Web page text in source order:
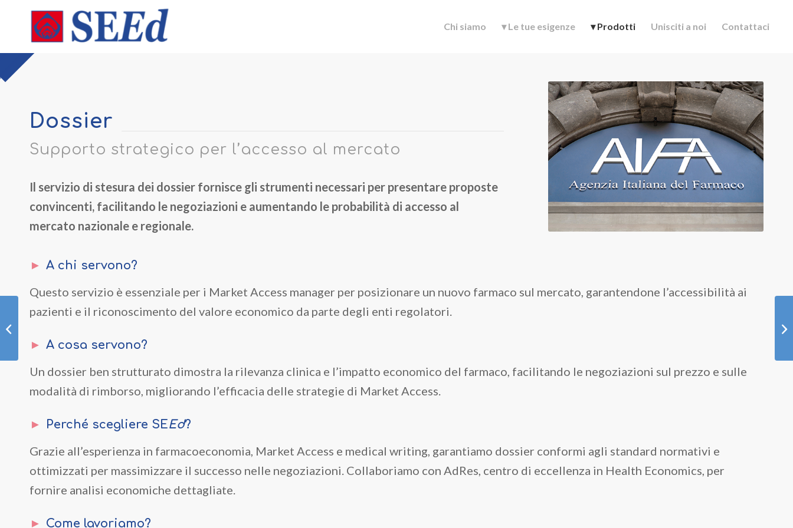
Chi siamo ▾ Le tue esigenze ▾ Prodotti Unisciti a noi Contattaci
Dossier
Supporto strategico per l’accesso al mercato
Il servizio di stesura dei dossier fornisce gli strumenti necessari per presentare proposte
convincenti, facilitando le negoziazioni e aumentando le probabilità di accesso al
mercato nazionale e regionale.
A chi servono?
Questo servizio è essenziale per i Market Access manager per posizionare un nuovo farmaco sul mercato, garantendone l’accessibilità ai
pazienti e il riconoscimento del valore economico da parte degli enti regolatori.
A cosa servono?
Un dossier ben strutturato dimostra la rilevanza clinica e l’impatto economico del farmaco, facilitando le negoziazioni sul prezzo e sulle
modalità di rimborso, migliorando l’efficacia delle strategie di Market Access.
Perché scegliere SEEd?
Grazie all’esperienza in farmacoeconomia, Market Access e medical writing, garantiamo dossier conformi agli standard normativi e
ottimizzati per massimizzare il successo nelle negoziazioni. Collaboriamo con AdRes, centro di eccellenza in Health Economics, per
fornire analisi economiche dettagliate.
Come lavoriamo?